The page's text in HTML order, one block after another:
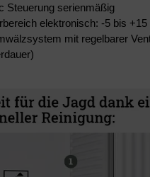
Steuerung serienmäßig
elektronisch: -5 bis +15
mit regelbarer